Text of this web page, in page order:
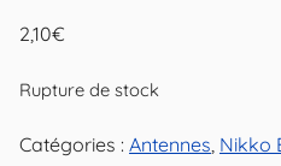
2,10€
Rupture de stock
Catégories : Antennes Nikko